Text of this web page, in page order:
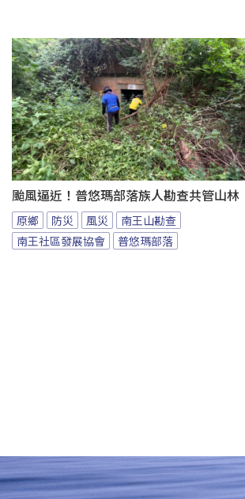
颱風逼近！普悠瑪部落族人勘查共管山林
原鄉 防災 風災
南王山勘查
南王社區發展協會
普悠瑪部落